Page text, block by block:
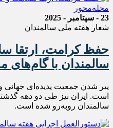
23 - سپتامبر - 2025
شعار هفته ملی سالمندان
حفظ کرامت، ارتقا
سالمندان با گام‌های
پیر شدن جمعیت پدیده‌ای
است. ایران نیز طی دو دهه
سالمندان روبه‌رو شده است.